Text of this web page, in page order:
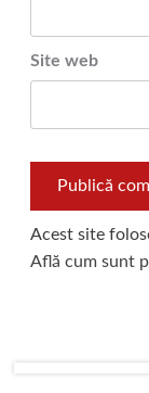
Site web
Acest site
Află cum sunt